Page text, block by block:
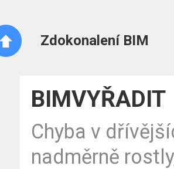
Zdokonalení BIM
BIMVYŘADIT
Chyba v
nadměrně